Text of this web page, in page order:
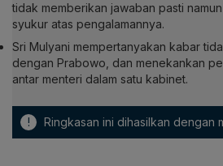
tidak memberikan jawaban pasti
syukur atas pengalamannya.
Sri Mulyani mempertanyakan kabar
dengan Prabowo, dan menekankan
antar menteri dalam satu kabinet.
! Ringkasan ini dihasilkan dengan